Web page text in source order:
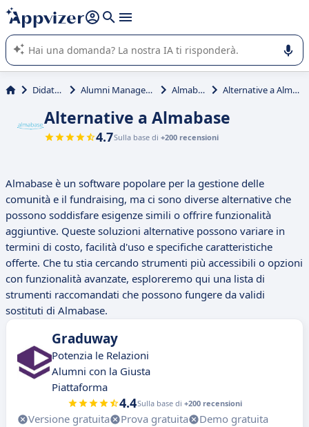
righe con
shift + enter
L'IA di Appvizer vi guida nell'utilizzo o nella scelta di un
software SaaS per la vostra azienda.
Didattica Alumni Management Almabase Alternative a Almabase
Alternative a Almabase
4.7Sulla base di +200 recensioni
Almabase è un software popolare per la gestione delle
comunità e il fundraising, ma ci sono diverse alternative che
possono soddisfare esigenze simili o offrire funzionalità
aggiuntive. Queste soluzioni alternative possono variare in
termini di costo, facilità d'uso e specifiche caratteristiche
offerte. Che tu stia cercando strumenti più accessibili o opzioni
con funzionalità avanzate, esploreremo qui una lista di
strumenti raccomandati che possono fungere da validi
sostituti di Almabase.
Graduway
Potenzia le Relazioni
Alumni con la Giusta
Piattaforma
4.4Sulla base di +200 recensioni
Versione gratuita Prova gratuita
Demo gratuita